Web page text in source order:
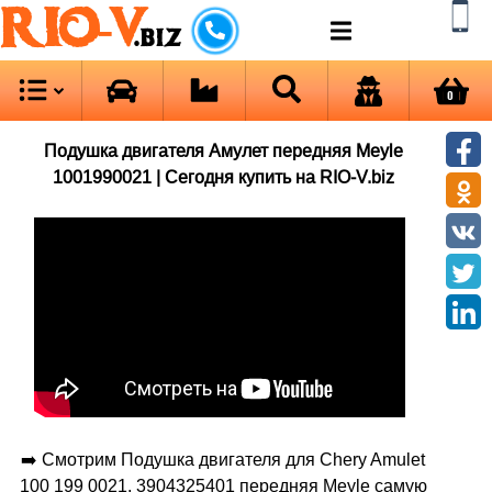
RIO-V.biz
0
Подушка двигателя Амулет передняя Meyle
1001990021 | Сегодня купить на RIO-V.biz
➡️ Смотрим Подушка двигателя для Chery Amulet
100 199 0021, 3904325401 передняя Meyle самую